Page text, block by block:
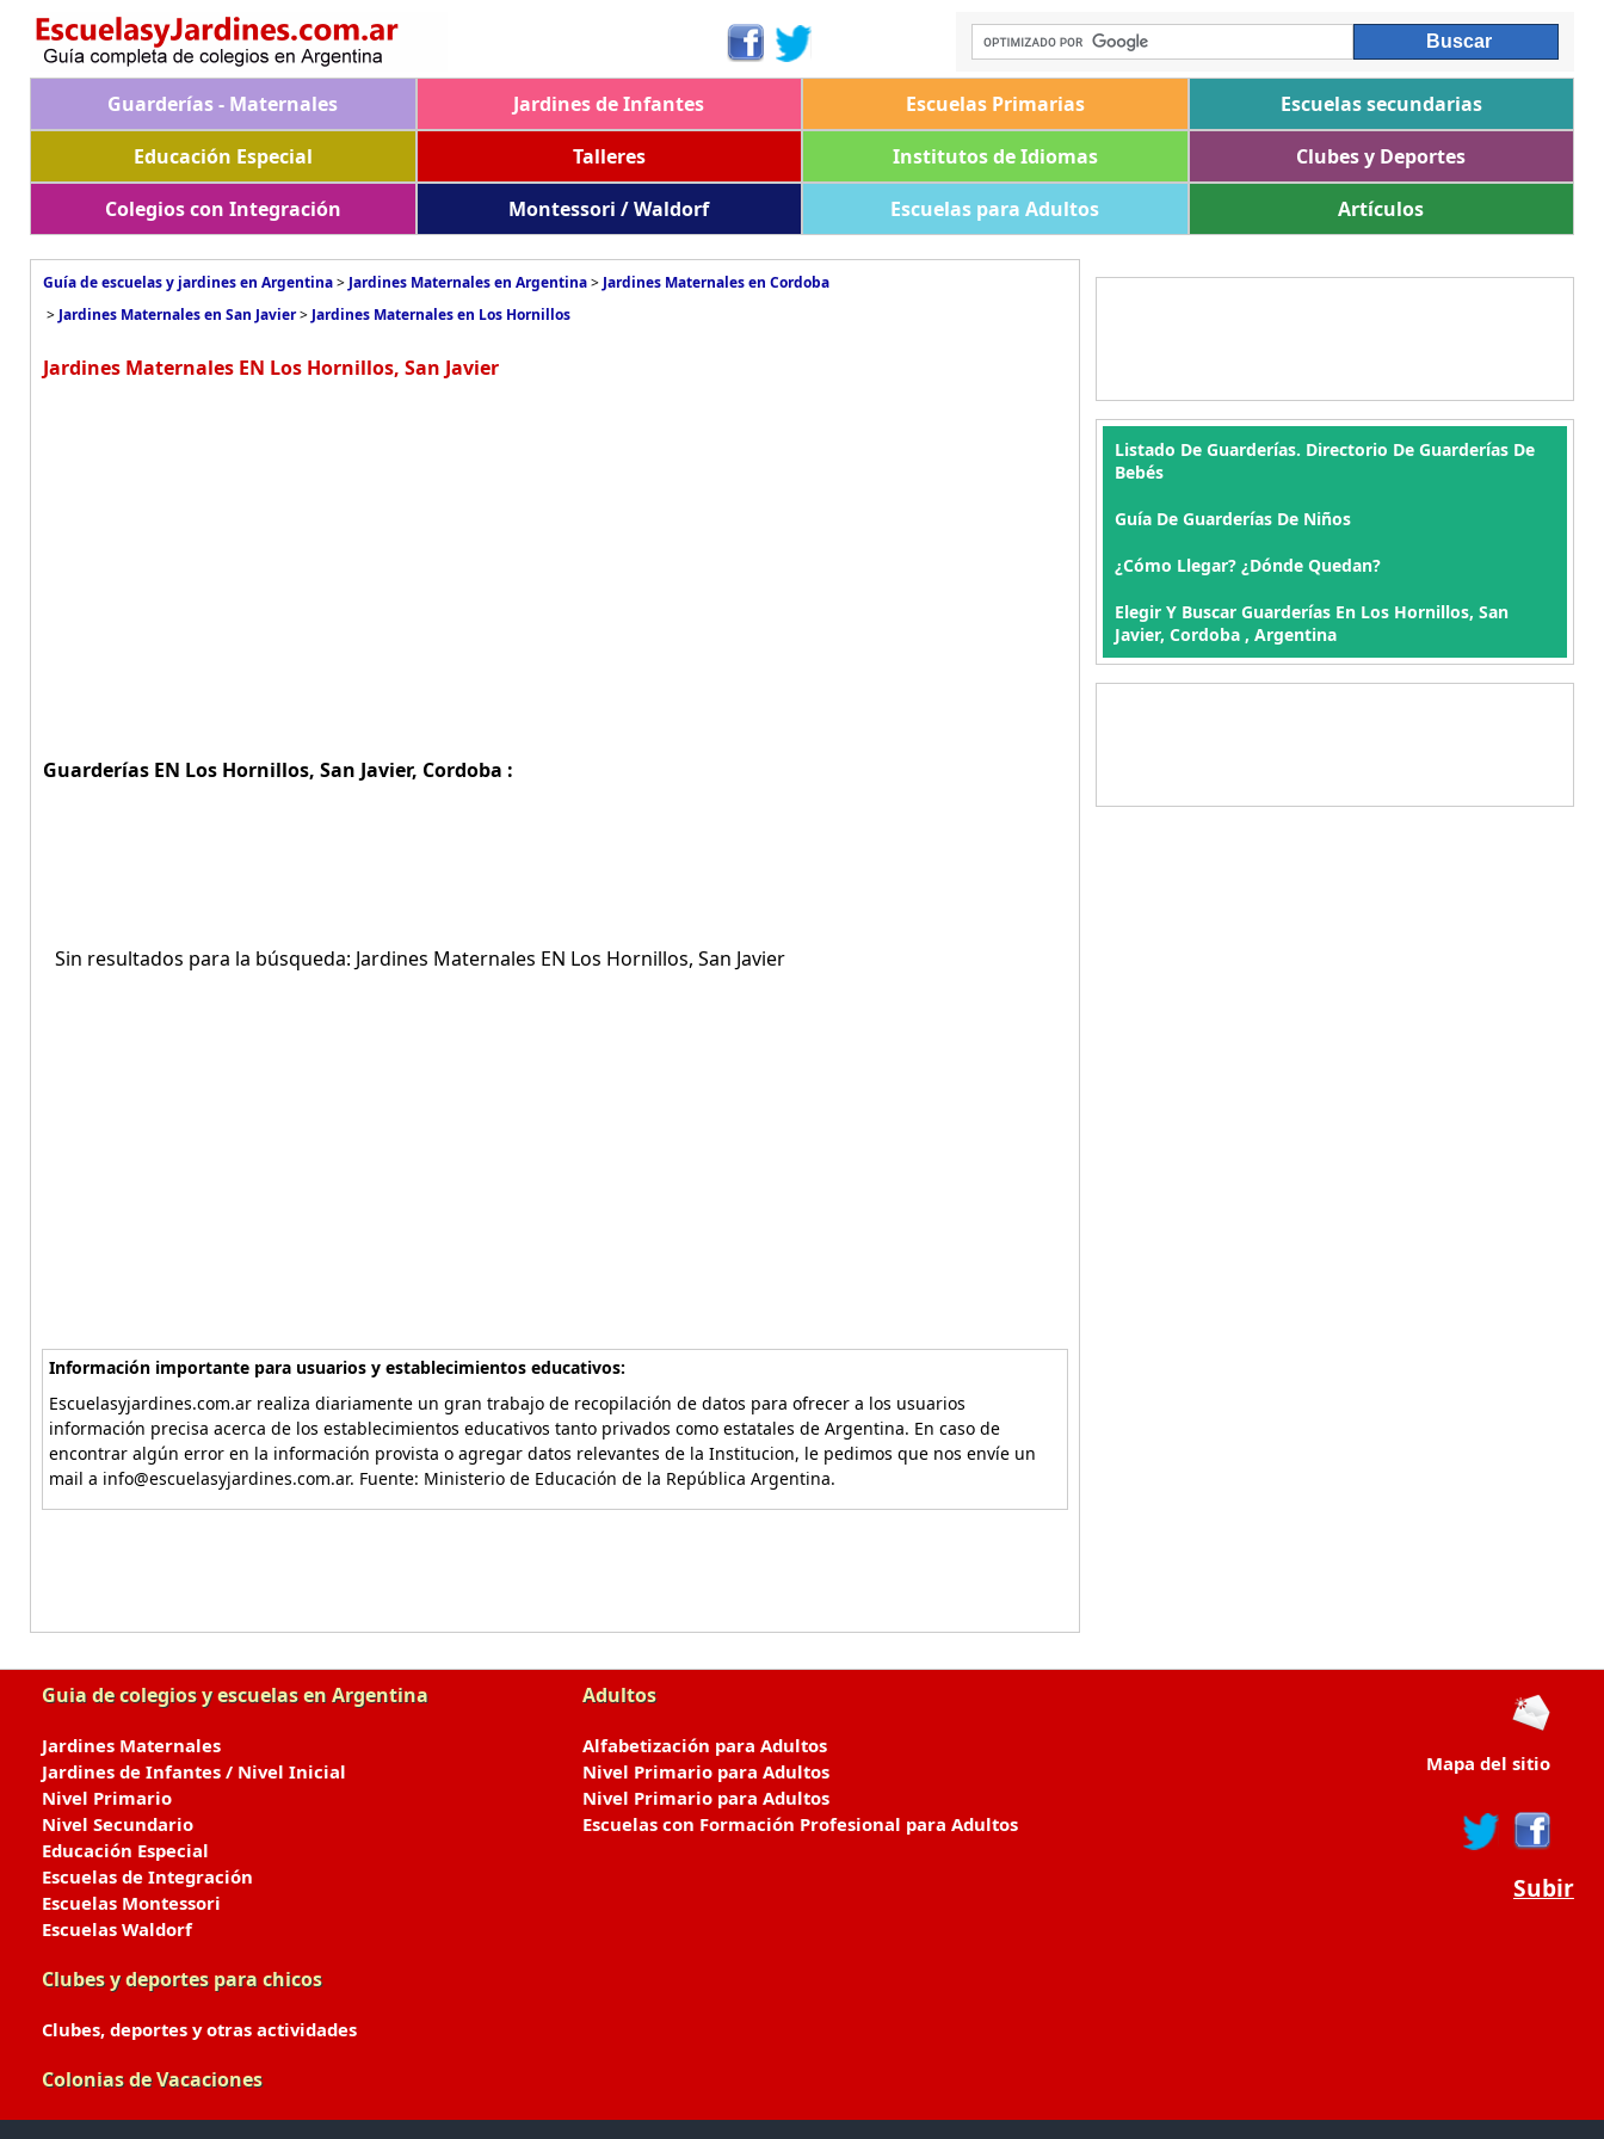
Guarderías - Maternales Jardines de Infantes Escuelas Primarias
Escuelas secundarias
Educación Especial
Talleres Institutos de Idiomas
Clubes y Deportes
Colegios con Integración
Montessori / Waldorf Escuelas para Adultos Artículos
Guía de escuelas y jardines en Argentina> Jardines Maternales en Argentina> Jardines Maternales en Cordoba
> Jardines Maternales en San Javier> Jardines Maternales en Los Hornillos
Jardines Maternales EN Los Hornillos, San Javier
Guarderías EN Los Hornillos, San Javier, Cordoba :
Sin resultados para la búsqueda: Jardines Maternales EN Los Hornillos, San Javier
Información importante para usuarios y establecimientos educativos:
Escuelasyjardines.com.ar realiza diariamente un gran trabajo de recopilación de datos para ofrecer a los usuarios
información precisa acerca de los establecimientos educativos tanto privados como estatales de Argentina. En caso de
encontrar algún error en la información provista o agregar datos relevantes de la Institucion, le pedimos que nos envíe un
mail a info@escuelasyjardines.com.ar. Fuente: Ministerio de Educación de la República Argentina.
Listado De Guarderías. Directorio De Guarderías De
Bebés
Guía De Guarderías De Niños
¿Cómo Llegar? ¿Dónde Quedan?
Elegir Y Buscar Guarderías En Los Hornillos, San
Javier, Cordoba , Argentina
Guia de colegios y escuelas en Argentina
Jardines Maternales
Jardines de Infantes / Nivel Inicial
Nivel Primario
Nivel Secundario
Educación Especial
Escuelas de Integración
Escuelas Montessori
Escuelas Waldorf
Clubes y deportes para chicos
Clubes, deportes y otras actividades
Colonias de Vacaciones
Adultos
Alfabetización para Adultos
Nivel Primario para Adultos
Nivel Primario para Adultos
Escuelas con Formación Profesional para Adultos
Mapa del sitio
Subir